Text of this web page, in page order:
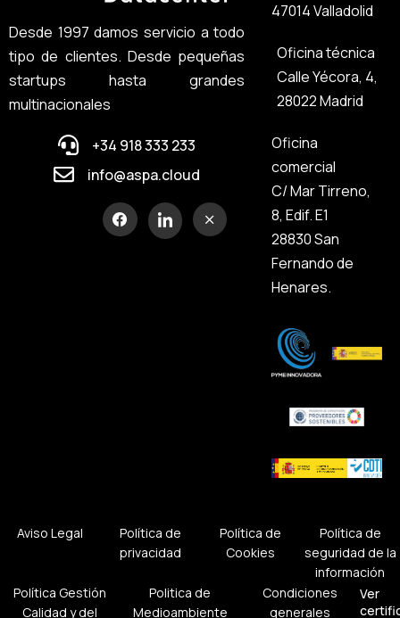
Desde 1997 damos servicio a todo
tipo de clientes. Desde pequeñas
startups hasta grandes
multinacionales
+34 918 333 233
info@aspa.cloud
47014 Valladolid
Oficina técnica
Calle Yécora, 4,
28022 Madrid
Oficina
comercial
C/ Mar Tirreno,
8, Edif. E1
28830 San
Fernando de
Henares.
Aviso Legal
Política de
privacidad
Política de
Cookies
Política de
seguridad de la
información
Política Gestión
Calidad y del
Politica de
Medioambiente
Condiciones
generales
Ver